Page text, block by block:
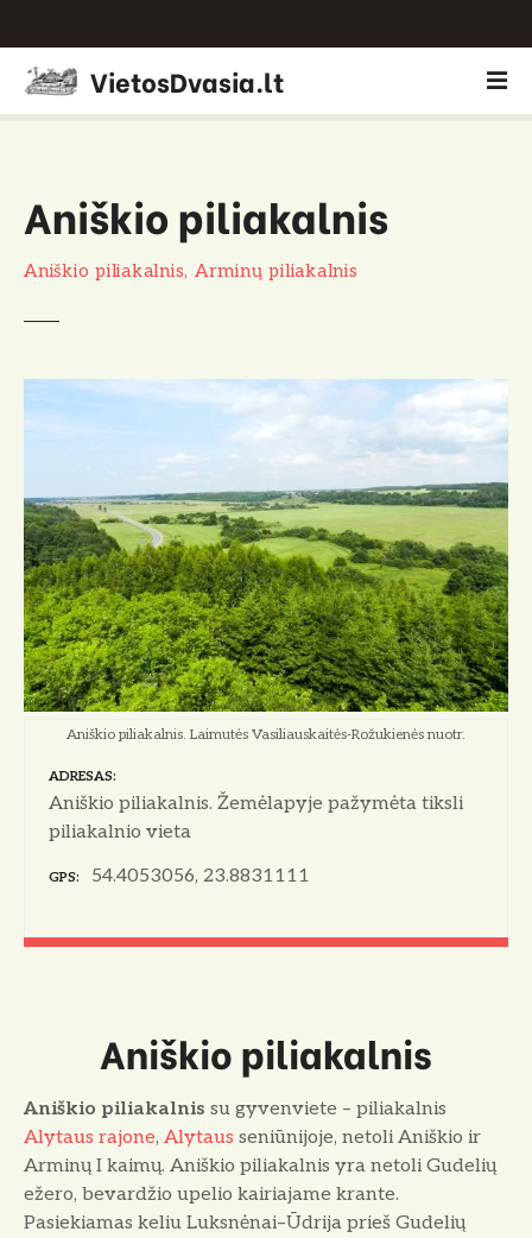
r
VietosDvasia.lt
Aniškio piliakalnis
Aniškio piliakalnis, Arminų piliakalnis
Aniškio piliakalnis. Laimutės Vasiliauskaitės-Rožukienės nuotr.
ADRESAS
Aniškio piliakalnis. Žemėlapyje pažymėta tiksli
piliakalnio vieta
GPS 54.4053056, 23.8831111
Aniškio piliakalnis
Aniškio piliakalnis su gyvenviete – piliakalnis
Alytaus rajone, Alytaus seniūnijoje, netoli Aniškio ir
Arminų I kaimų. Aniškio piliakalnis yra netoli Gudelių
ežero, bevardžio upelio kairiajame krante.
Pasiekiamas keliu Luksnėnai–Ūdrija prieš Gudelių